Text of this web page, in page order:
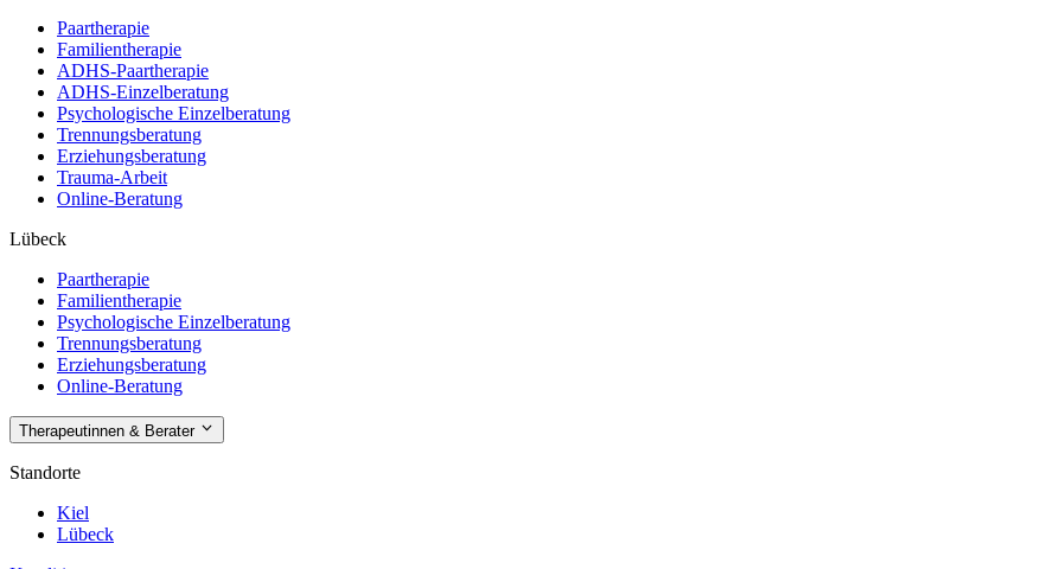
Paartherapie
Familientherapie
ADHS-Paartherapie
ADHS-Einzelberatung
Psychologische Einzelberatung
Trennungsberatung
Erziehungsberatung
Trauma-Arbeit
Online-Beratung
Lübeck
Paartherapie
Familientherapie
Psychologische Einzelberatung
Trennungsberatung
Erziehungsberatung
Online-Beratung
Therapeutinnen & Berater
Standorte
Kiel
Lübeck